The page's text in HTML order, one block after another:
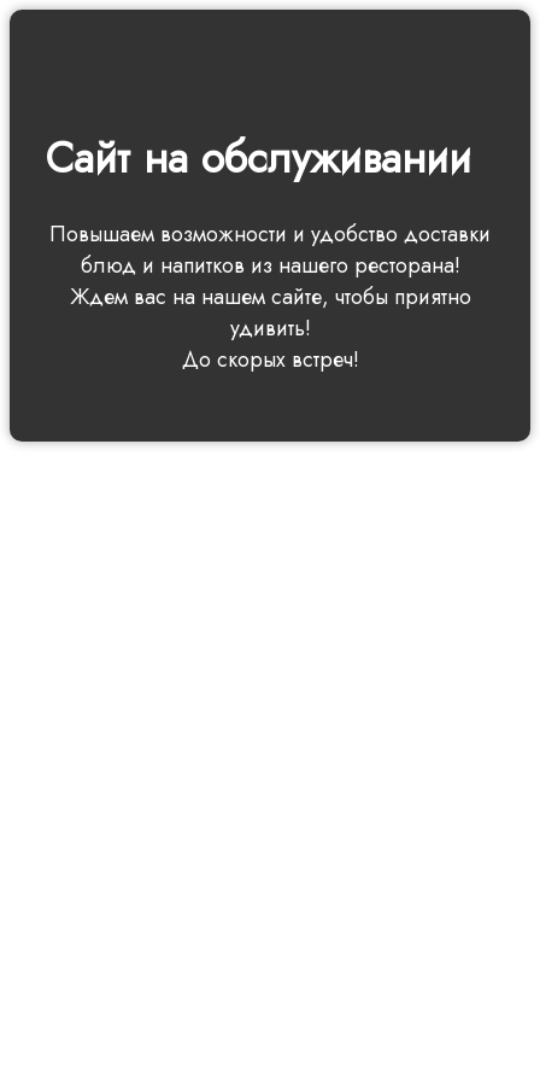
Сайт на обслуживании
Повышаем возможности и удобство доставки
блюд и напитков из нашего ресторана!
Ждем вас на нашем сайте, чтобы приятно
удивить!
До скорых встреч!